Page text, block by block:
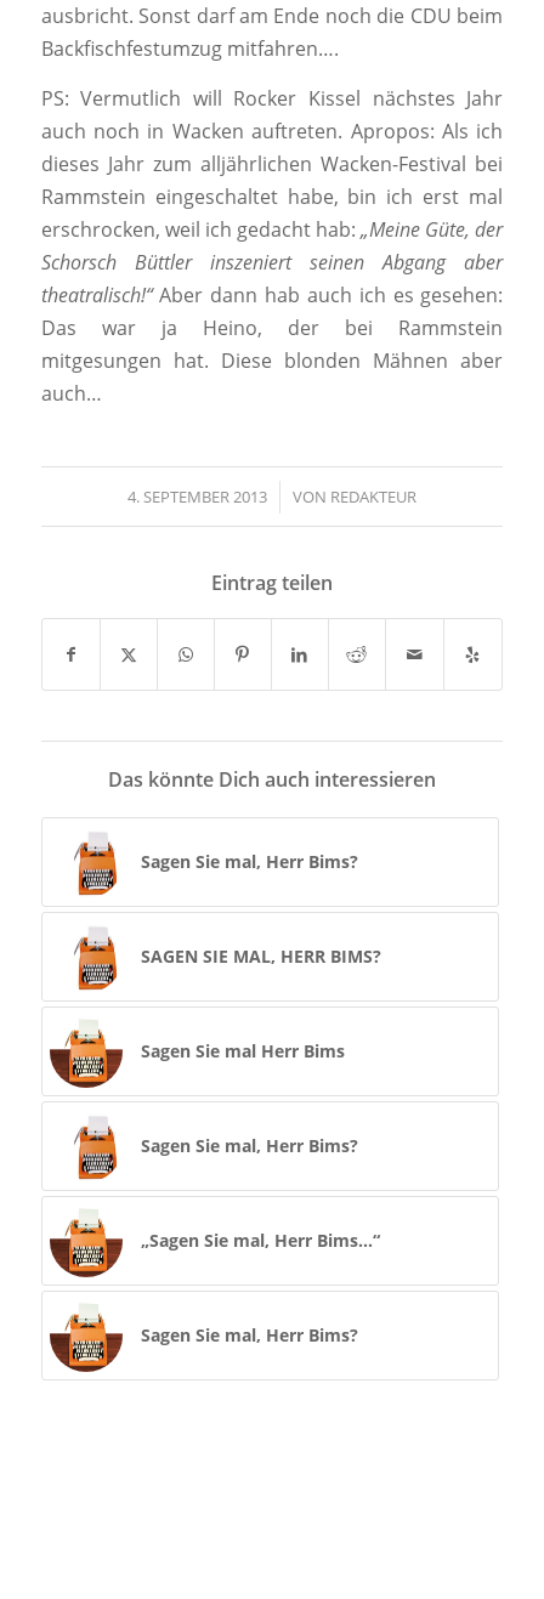
ausbricht. Sonst darf am Ende noch die CDU beim
Backfischfestumzug mitfahren….
PS: Vermutlich will Rocker Kissel nächstes Jahr
auch noch in Wacken auftreten. Apropos: Als ich
dieses Jahr zum alljährlichen Wacken-Festival bei
Rammstein eingeschaltet habe, bin ich erst mal
erschrocken, weil ich gedacht hab:„Meine Güte, der
Schorsch Büttler inszeniert seinen Abgang aber
theatralisch!“Aber dann hab auch ich es gesehen:
Das war ja Heino, der bei Rammstein
mitgesungen hat. Diese blonden Mähnen aber
auch…
4. SEPTEMBER 2013
/ VON REDAKTEUR
Eintrag teilen
Das könnte Dich auch interessieren
Sagen Sie mal, Herr Bims?
SAGEN SIE MAL, HERR BIMS?
Sagen Sie mal Herr Bims
Sagen Sie mal, Herr Bims?
„Sagen Sie mal, Herr Bims…“
Sagen Sie mal, Herr Bims?